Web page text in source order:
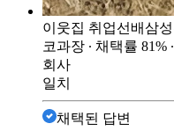
이웃집 취업선배삼
코과장 ∙ 채택률 81% ∙
회사
일치
채택된 답변